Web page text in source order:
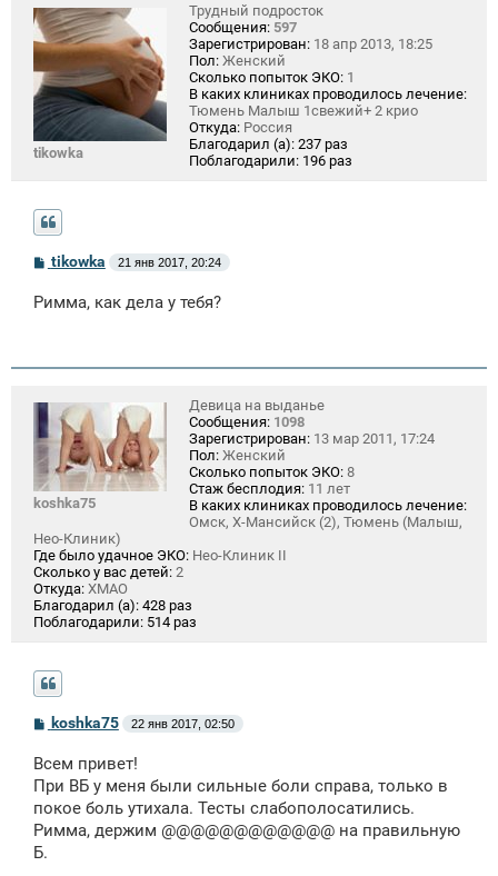
tikowka
Трудный подросток
Сообщения: 597
Зарегистрирован: 18 апр 2013, 18:25
Пол: Женский
Сколько попыток ЭКО: 1
В каких клиниках проводилось лечение:
Тюмень Малыш 1свежий+ 2 крио
Откуда: Россия
Благодарил (а): 237 раз
Поблагодарили: 196 раз
С
о
б
и
tikowka 21 янв 2017, 20:24
Римма, как дела у тебя?
koshka75
Девица на выданье
Сообщения: 1098
Зарегистрирован: 13 мар 2011, 17:24
Пол: Женский
Сколько попыток ЭКО: 8
Стаж бесплодия: 11 лет
В каких клиниках проводилось лечение:
Омск, Х-Мансийск (2), Тюмень (Малыш,
Нео-Клиник)
Где было удачное ЭКО: Нео-Клиник II
Сколько у вас детей: 2
Откуда: ХМАО
Благодарил (а): 428 раз
Поблагодарили: 514 раз
С
о
б
щ
е
н
и
koshka75 22 янв 2017, 02:50
Всем привет!
При ВБ у меня были сильные боли справа, только в
покое боль утихала. Тесты слабополосатились.
Римма, держим @@@@@@@@@@@@ на правильную
Б.